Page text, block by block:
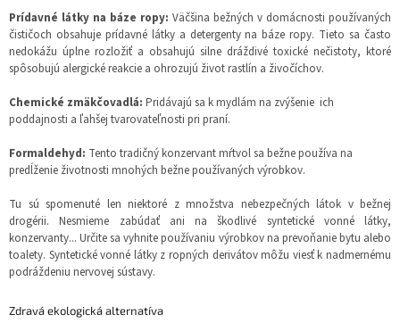
Prídavné látky na báze ropy: Väčšina bežných v domácnosti používaných
čističoch obsahuje prídavné látky a detergenty na báze ropy. Tieto sa často
nedokážu úplne rozložiť a obsahujú silne dráždivé toxické nečistoty, ktoré
spôsobujú alergické reakcie a ohrozujú život rastlín a živočíchov.
Chemické zmäkčovadlá: Pridávajú sa k mydlám na zvýšenie ich
poddajnosti a ľahšej tvarovateľnosti pri praní.
Formaldehyd: Tento tradičný konzervant mŕtvol sa bežne používa na
predĺženie životnosti mnohých bežne používaných výrobkov.
Tu sú spomenuté len niektoré z množstva nebezpečných látok v bežnej
drogérii. Nesmieme zabúdať ani na škodlivé syntetické vonné látky,
konzervanty... Určite sa vyhnite používaniu výrobkov na prevoňanie bytu alebo
toalety. Syntetické vonné látky z ropných derivátov môžu viesť k nadmernému
podráždeniu nervovej sústavy.
Zdravá ekologická alternatíva